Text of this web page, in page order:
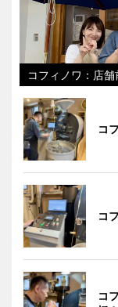
コフィノワ：店
コ
コ
コ